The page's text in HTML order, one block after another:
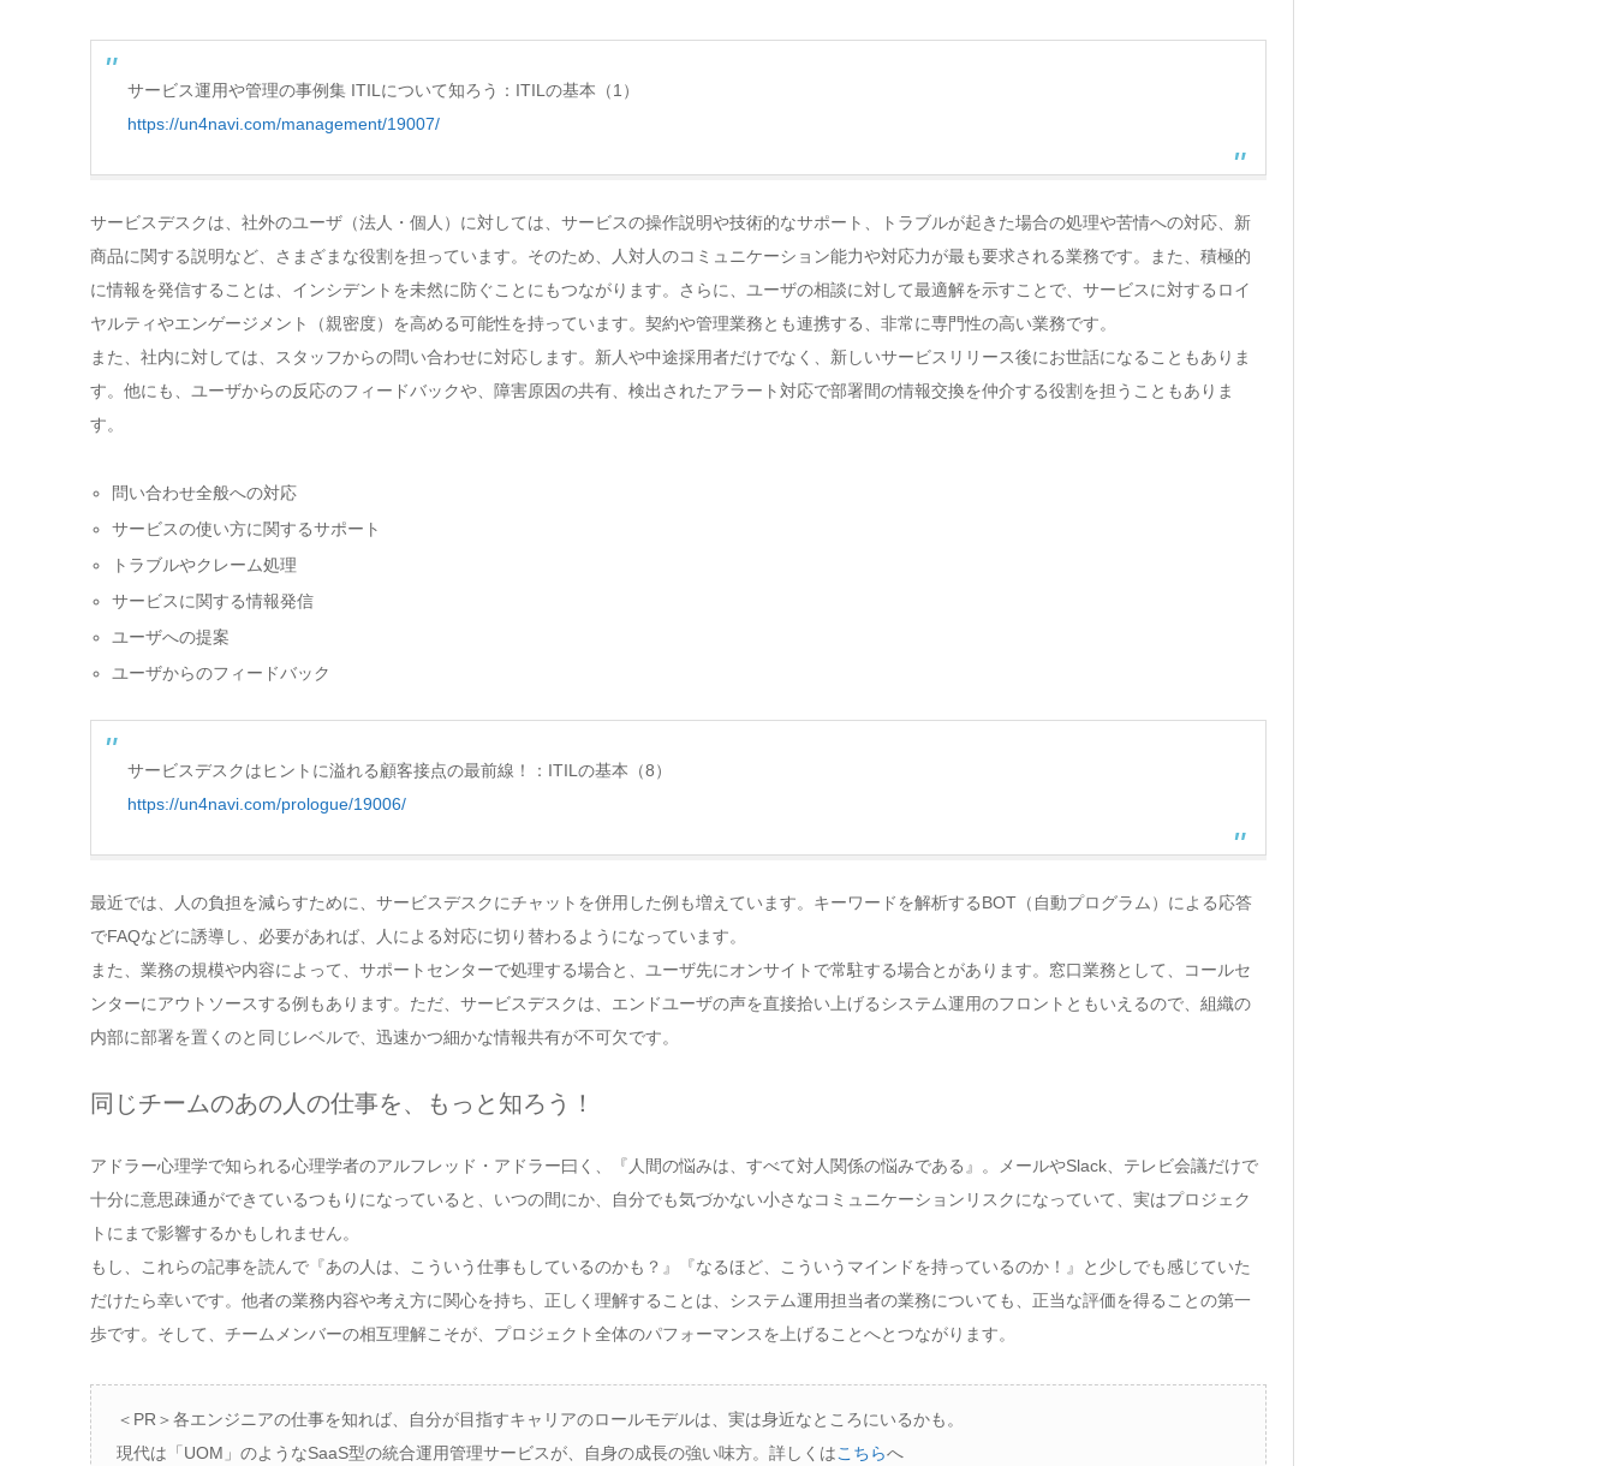
サービス運用や管理の事例集 ITILについて知ろう：ITILの基本（1）
https://un4navi.com/management/19007/
サービスデスクは、社外のユーザ（法人・個人）に対しては、サービスの操作説明や技術的なサポート、トラブルが起きた場合の処理や苦情への対応、新
商品に関する説明など、さまざまな役割を担っています。そのため、人対人のコミュニケーション能力や対応力が最も要求される業務です。また、積極的
に情報を発信することは、インシデントを未然に防ぐことにもつながります。さらに、ユーザの相談に対して最適解を示すことで、サービスに対するロイ
ヤルティやエンゲージメント（親密度）を高める可能性を持っています。契約や管理業務とも連携する、非常に専門性の高い業務です。
また、社内に対しては、スタッフからの問い合わせに対応します。新人や中途採用者だけでなく、新しいサービスリリース後にお世話になることもありま
す。他にも、ユーザからの反応のフィードバックや、障害原因の共有、検出されたアラート対応で部署間の情報交換を仲介する役割を担うこともありま
す。
問い合わせ全般への対応
サービスの使い方に関するサポート
トラブルやクレーム処理
サービスに関する情報発信
ユーザへの提案
ユーザからのフィードバック
サービスデスクはヒントに溢れる顧客接点の最前線！：ITILの基本（8）
https://un4navi.com/prologue/19006/
最近では、人の負担を減らすために、サービスデスクにチャットを併用した例も増えています。キーワードを解析するBOT（自動プログラム）による応答
でFAQなどに誘導し、必要があれば、人による対応に切り替わるようになっています。
また、業務の規模や内容によって、サポートセンターで処理する場合と、ユーザ先にオンサイトで常駐する場合とがあります。窓口業務として、コールセ
ンターにアウトソースする例もあります。ただ、サービスデスクは、エンドユーザの声を直接拾い上げるシステム運用のフロントともいえるので、組織の
内部に部署を置くのと同じレベルで、迅速かつ細かな情報共有が不可欠です。
同じチームのあの人の仕事を、もっと知ろう！
アドラー心理学で知られる心理学者のアルフレッド・アドラー曰く、『人間の悩みは、すべて対人関係の悩みである』。メールやSlack、テレビ会議だけで
十分に意思疎通ができているつもりになっていると、いつの間にか、自分でも気づかない小さなコミュニケーションリスクになっていて、実はプロジェク
トにまで影響するかもしれません。
もし、これらの記事を読んで『あの人は、こういう仕事もしているのかも？』『なるほど、こういうマインドを持っているのか！』と少しでも感じていた
だけたら幸いです。他者の業務内容や考え方に関心を持ち、正しく理解することは、システム運用担当者の業務についても、正当な評価を得ることの第一
歩です。そして、チームメンバーの相互理解こそが、プロジェクト全体のパフォーマンスを上げることへとつながります。
＜PR＞各エンジニアの仕事を知れば、自分が目指すキャリアのロールモデルは、実は身近なところにいるかも。
現代は「UOM」のようなSaaS型の統合運用管理サービスが、自身の成長の強い味方。詳しくはこちらへ